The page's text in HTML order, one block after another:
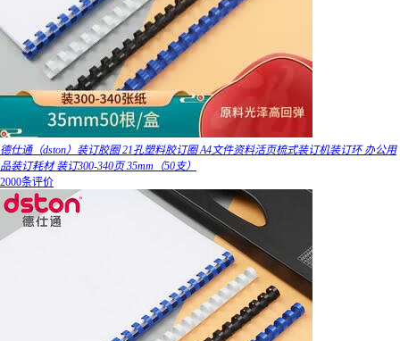
德仕通（dston）装订胶圈 21孔塑料胶订圈 A4文件资料活页梳式装订机装订环 办公用
品装订耗材 装订300-340页 35mm（50支）
2000条评价